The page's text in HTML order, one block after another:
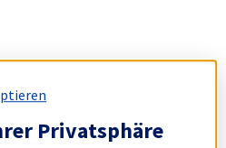
Privatsphäre